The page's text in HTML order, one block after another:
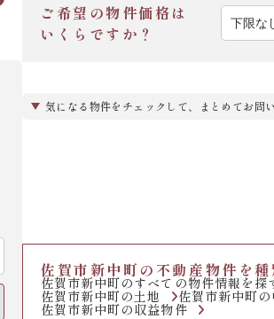
ご希望の物件価格は
いくらですか？
気になる物件をチェックして、まとめてお問
佐賀市新中町の不動産物件を
佐賀市新中町のすべての物件情報を探
佐賀市新中町の土地 佐賀市新中町
佐賀市新中町の収益物件